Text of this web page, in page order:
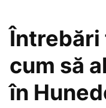
Întrebări
cum să
în